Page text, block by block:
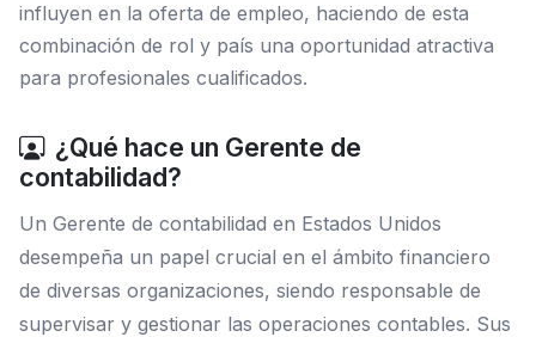
influyen en la oferta de empleo, haciendo de esta
combinación de rol y país una oportunidad atractiva
para profesionales cualificados.
¿Qué hace un Gerente de
contabilidad?
Un Gerente de contabilidad en Estados Unidos
desempeña un papel crucial en el ámbito financiero
de diversas organizaciones, siendo responsable de
supervisar y gestionar las operaciones contables. Sus